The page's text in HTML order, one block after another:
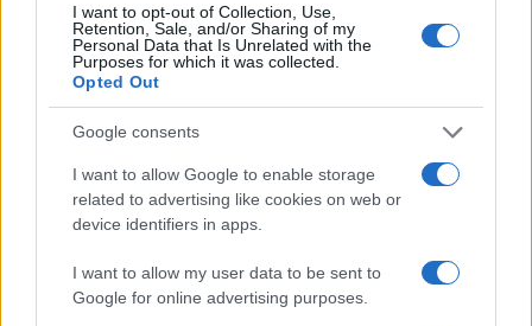
I want to opt-out of Collection, Use,
Retention, Sale, and/or Sharing of my
Personal Data that Is Unrelated with the
Purposes for which it was collected.
Opted Out
Google consents
I want to allow Google to enable storage
related to advertising like cookies on web or
device identifiers in apps.
I want to allow my user data to be sent to
Google for online advertising purposes.
Cómo se estructuran los planes de I+D y
su impacto en la sociedad
Los planes regionales de ciencia y tecnología son…
CIENCIA Y TECNOLOGÍA